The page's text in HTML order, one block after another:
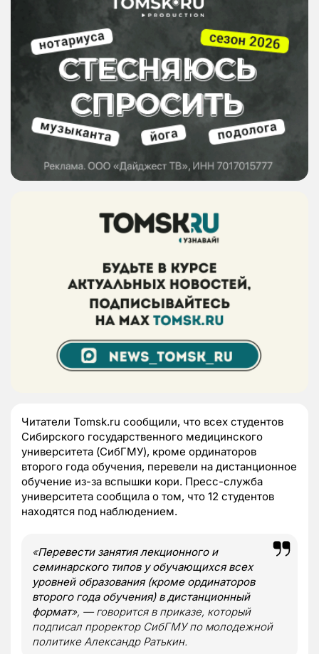
Читатели Tomsk.ru сообщили, что всех студентов
Сибирского государственного медицинского
университета (СибГМУ), кроме ординаторов
второго года обучения, перевели на дистанционное
обучение из-за вспышки кори. Пресс-служба
университета сообщила о том, что 12 студентов
находятся под наблюдением.
«Перевести занятия лекционного и
семинарского типов у обучающихся всех
уровней образования (кроме ординаторов
второго года обучения) в дистанционный
формат», — говорится в приказе, который
подписал проректор СибГМУ по молодежной
политике Александр Ратькин.